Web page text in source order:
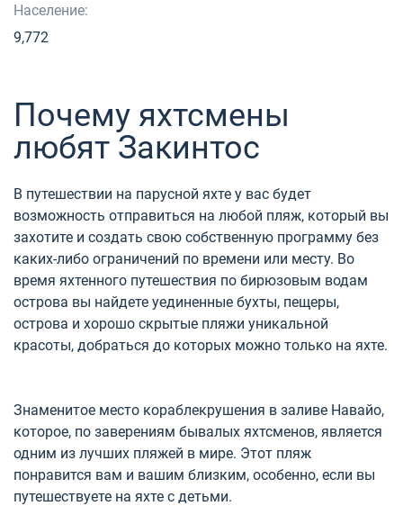
Население:
9,772
Почему яхтсмены
любят Закинтос
В путешествии на парусной яхте у вас будет
возможность отправиться на любой пляж, который вы
захотите и создать свою собственную программу без
каких-либо ограничений по времени или месту. Во
время яхтенного путешествия по бирюзовым водам
острова вы найдете уединенные бухты, пещеры,
острова и хорошо скрытые пляжи уникальной
красоты, добраться до которых можно только на яхте.
Знаменитое место кораблекрушения в заливе Навайо,
которое, по заверениям бывалых яхтсменов, является
одним из лучших пляжей в мире. Этот пляж
понравится вам и вашим близким, особенно, если вы
путешествуете на яхте с детьми.